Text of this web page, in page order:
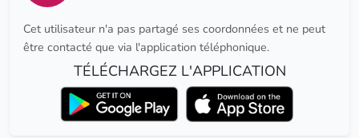
Cet utilisateur n'a pas partagé ses coordonnées et ne peut
être contacté que via l'application téléphonique.
TÉLÉCHARGEZ L'APPLICATION